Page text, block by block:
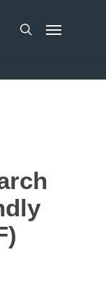
search
Menu